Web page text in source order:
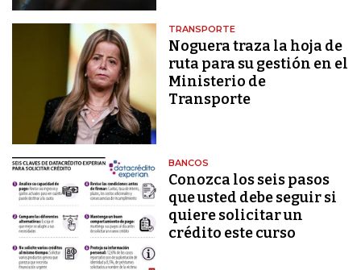
TRANSPORTE
Noguera traza la hoja de
ruta para su gestión en el
Ministerio de
Transporte
BANCOS
Conozca los seis pasos
que usted debe seguir si
quiere solicitar un
crédito este curso